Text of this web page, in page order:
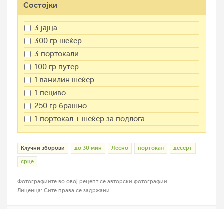
Состојки
3 јајца
300 гр шеќер
3 портокали
100 гр путер
1 ванилин шеќер
1 пециво
250 гр брашно
1 портокал + шеќер за подлога
Клучни зборови до 30 мин Лесно портокал десерт
срце
Фотографиите во овој рецепт се авторски фотографии.
Лиценца: Сите права се задржани